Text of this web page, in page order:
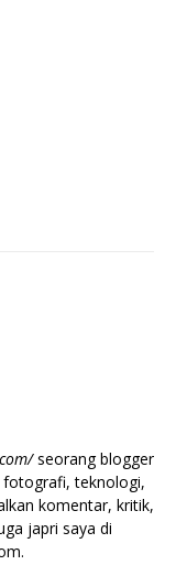
seorang blogger
teknologi,
komentar, kritik,
japri saya di
.